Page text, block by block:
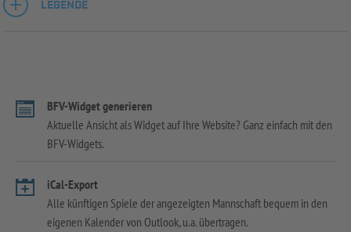
LEGENDE
BFV-Widget generieren
Aktuelle Ansicht als Widget auf Ihre Website? Ganz einfach mit den
BFV-Widgets.
iCal-Export
Alle künftigen Spiele der angezeigten Mannschaft bequem in den
eigenen Kalender von Outlook, u.a. übertragen.